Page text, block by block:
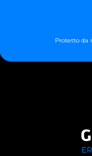
Protetto da